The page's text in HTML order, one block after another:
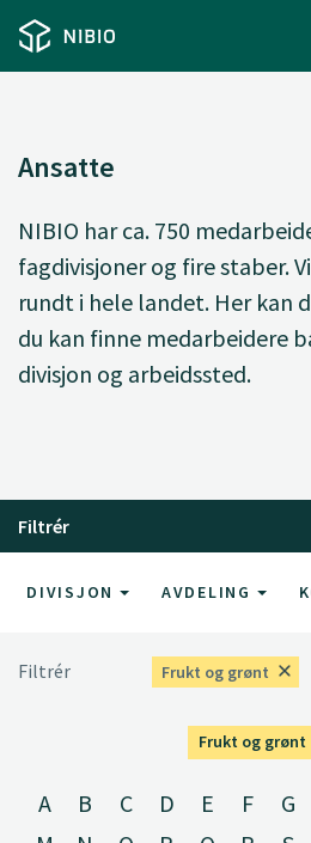
Ansatte
NIBIO har ca. 750
fagdivisjoner og fire staber.
rundt i hele landet. Her kan
du kan finne medarbeidere
divisjon og arbeidssted.
Filtrér
DIVISJON AVDELING
Filtrér Frukt og grønt
Frukt og grønt
A B C D E F G